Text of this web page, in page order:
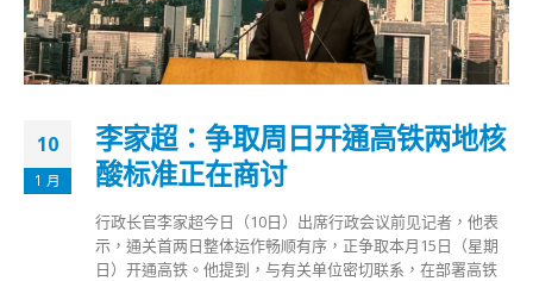
10
1 月
李家超：争取周日开通高铁两地核
酸标准正在商讨
行政长官李家超今日（10日）出席行政会议前见记者，他表
示，通关首两日整体运作畅顺有序，正争取本月15日（星期
日）开通高铁。他提到，与有关单位密切联系，在部署高铁